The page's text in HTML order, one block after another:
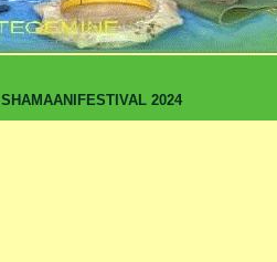
SHAMAANIFESTIVAL 2024